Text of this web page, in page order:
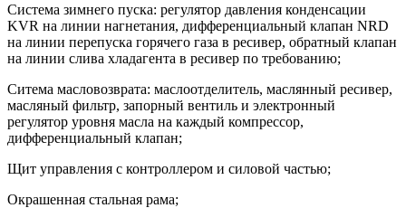
Cистема зимнего пуска: регулятор давления конденсации
KVR на линии нагнетания, дифференциальный клапан NRD
на линии перепуска горячего газа в ресивер, обратный клапан
на линии слива хладагента в ресивер по требованию;
Ситема масловозврата: маслоотделитель, маслянный ресивер,
масляный фильтр, запорный вентиль и электронный
регулятор уровня масла на каждый компрессор,
дифференциальный клапан;
Щит управления с контроллером и силовой частью;
Окрашенная стальная рама;